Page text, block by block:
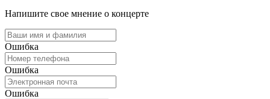
Напишите свое мнение о концерте
Ошибка
Ошибка
Ошибка